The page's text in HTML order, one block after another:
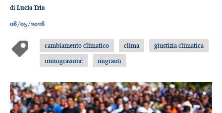
di Lucia Tria
06/05/2026
cambiamento climatico clima
giustizia climatica
immigrazione
migranti